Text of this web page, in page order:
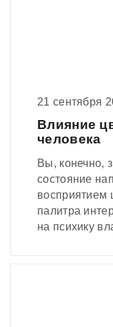
21 сентября
Влияние
человека
Вы, конечно,
состояние
восприятием
палитра
на психику